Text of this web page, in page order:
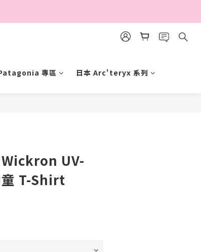
專區 日本 Arc'teryx 系列
UV-
T-Shirt